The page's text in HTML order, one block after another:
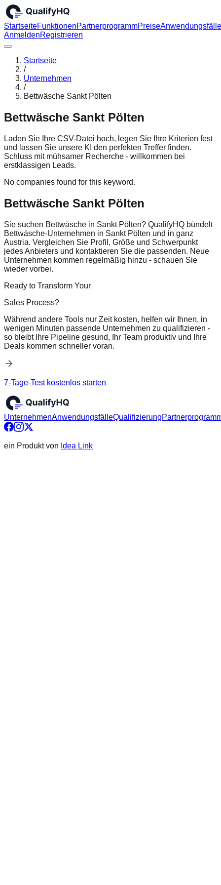
StartseiteFunktionenPartnerprogrammPreiseAnwendungsfälle
AnmeldenRegistrieren
Startseite
/
Unternehmen
/
Bettwäsche Sankt Pölten
Bettwäsche Sankt Pölten
Laden Sie Ihre CSV-Datei hoch, legen Sie Ihre Kriterien fest
und lassen Sie unsere KI den perfekten Treffer finden.
Schluss mit mühsamer Recherche - willkommen bei
erstklassigen Leads.
No companies found for this keyword.
Bettwäsche Sankt Pölten
Sie suchen Bettwäsche in Sankt Pölten? QualifyHQ bündelt
Bettwäsche-Unternehmen in Sankt Pölten und in ganz
Austria. Vergleichen Sie Profil, Größe und Schwerpunkt
jedes Anbieters und kontaktieren Sie die passenden. Neue
Unternehmen kommen regelmäßig hinzu - schauen Sie
wieder vorbei.
Ready to Transform Your
Sales Process?
Während andere Tools nur Zeit kosten, helfen wir Ihnen, in
wenigen Minuten passende Unternehmen zu qualifizieren -
so bleibt Ihre Pipeline gesund, Ihr Team produktiv und Ihre
Deals kommen schneller voran.
7-Tage-Test kostenlos starten
UnternehmenAnwendungsfälleQualifizierung
ein Produkt von Idea Link